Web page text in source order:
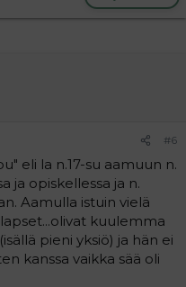
#6
eli la n.17-su aamuun n.
ja opiskellessa ja n.
Aamulla istuin vielä
kuulemma
pieni yksiö) ja hän ei
kanssa vaikka sää oli